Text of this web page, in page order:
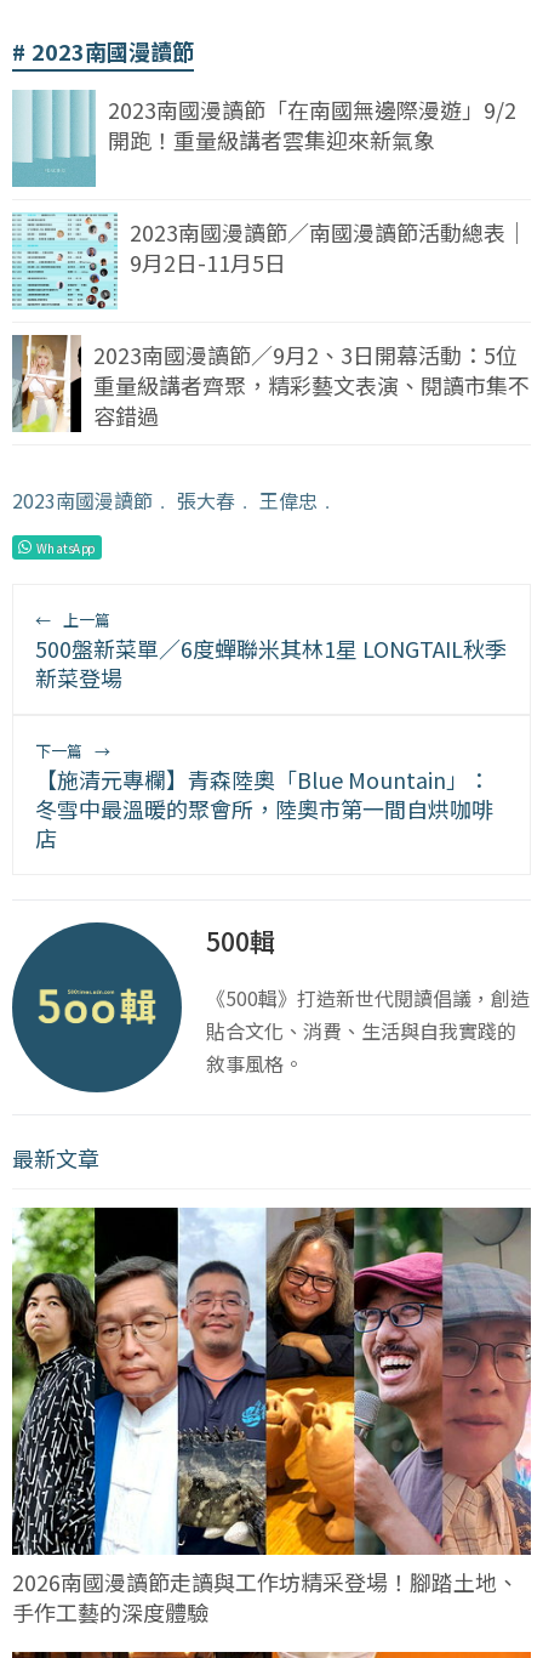
2023南國漫讀節
2023南國漫讀節「在南國無邊際漫遊」9/2
開跑！重量級講者雲集迎來新氣象
2023南國漫讀節／南國漫讀節活動總表｜
9月2日-11月5日
2023南國漫讀節／9月2、3日開幕活動：5位
重量級講者齊聚，精彩藝文表演、閱讀市集不
容錯過
2023南國漫讀節 ﹒ 張大春 ﹒ 王偉忠 ﹒
WhatsApp
← 上一篇
500盤新菜單／6度蟬聯米其林1星 LONGTAIL秋季
新菜登場
下一篇 →
【施清元專欄】青森陸奧「Blue Mountain」：
冬雪中最溫暖的聚會所，陸奧市第一間自烘咖啡
店
500輯
《500輯》打造新世代閱讀倡議，創造
貼合文化、消費、生活與自我實踐的
敘事風格。
最新文章
2026南國漫讀節走讀與工作坊精采登場！腳踏土地、
手作工藝的深度體驗